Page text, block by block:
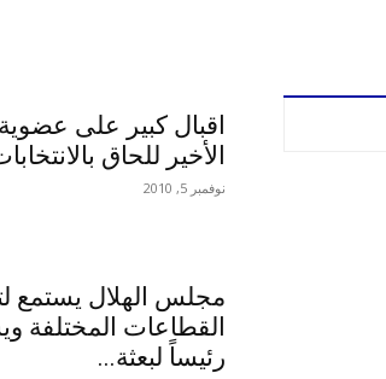
اقبال كبير على
الأخير للحاق
نوفمبر 5, 2010
مجلس الهلال يستمع
القطاعات المختلفة
رئيساً لبعثة...